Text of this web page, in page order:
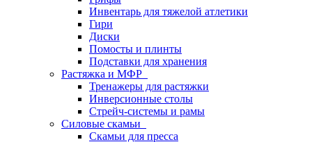
Инвентарь для тяжелой атлетики
Гири
Диски
Помосты и плинты
Подставки для хранения
Растяжка и МФР
Тренажеры для растяжки
Инверсионные столы
Стрейч-системы и рамы
Силовые скамьи
Скамьи для пресса